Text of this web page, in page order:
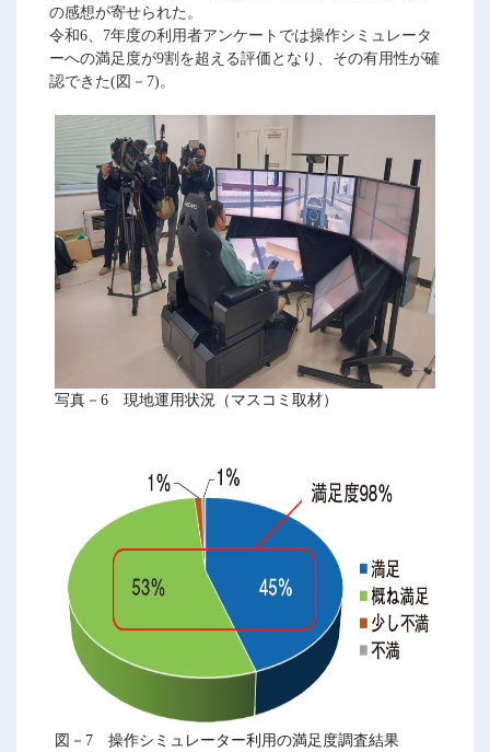
の感想が寄せられた。
令和6、7年度の利用者アンケートでは操作シミュレータ
ーへの満足度が9割を超える評価となり、その有用性が確
認できた(図－7)。
写真－6 現地運用状況（マスコミ取材）
図－7 操作シミュレーター利用の満足度調査結果